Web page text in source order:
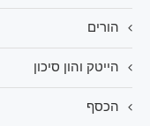
הורים
הייטק והון סיכון
הכסף